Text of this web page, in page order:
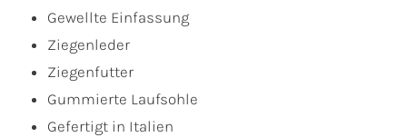
Gewellte Einfassung
Ziegenleder
Ziegenfutter
Gummierte Laufsohle
Gefertigt in Italien